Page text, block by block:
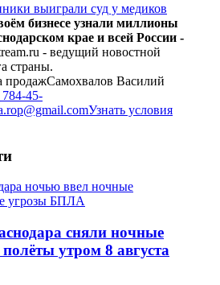
выиграли суд у медиков
бизнесе узнали миллионы
крае и всей России -
- ведущий новостной
страны.
продажСамохвалов Василий
45-
Узнать условия
сняли ночные
утром 8 августа